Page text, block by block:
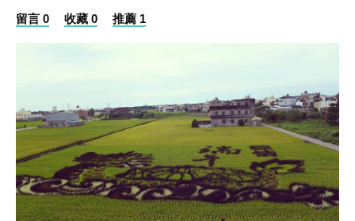
留言 0 收藏 0 推薦 1